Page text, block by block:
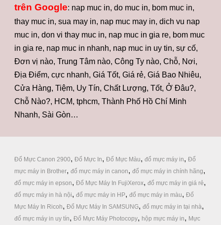
trên Google: nap muc in, do muc in, bom muc in,
thay muc in, sua may in, nap muc may in, dich vu nap
muc in, don vi thay muc in, nap muc in gia re, bom muc
in gia re, nap muc in nhanh, nap muc in uy tin, sự cố,
Đơn vị nào, Trung Tâm nào, Công Ty nào, Chỗ, Nơi,
Địa Điểm, cực nhanh, Giá Tốt, Giá rẻ, Giá Bao Nhiêu,
Cửa Hàng, Tiệm, Uy Tín, Chất Lượng, Tốt, Ở Đâu?,
Chỗ Nào?, HCM, tphcm, Thành Phố Hồ Chí Minh
Nhanh, Sài Gòn…
Đổ Mực Canon 2900, Đổ Mực In, Đổ Mực Màu, đổ mực máy in, Đổ
mực máy in Brother, đổ mực máy in canon, đổ mực máy in chính hãng
đổ mực máy in epson, Đổ Mực Máy In FujiXerox, đổ mực máy in giá rẻ
đổ mực máy in hà nội, đổ mực máy in HP, đổ mực máy in màu, Đổ
Mực Máy In Ricoh, Đổ Mực Máy In SAMSUNG, đổ mực máy in tại nhà
đổ mực máy in uy tín, Đổ Mực Máy Photocopy, hộp mực máy in, Mực